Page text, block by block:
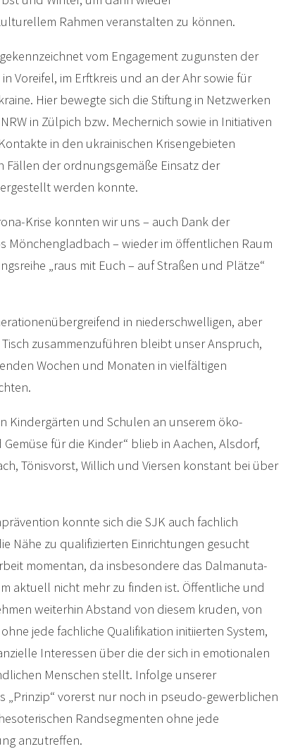
Rahmen veranstalten zu können.
vom Engagement zugunsten der
Voreifel, im Erftkreis und an der Ahr sowie für
Hier bewegte sich die Stiftung in Netzwerken
in Zülpich bzw. Mechernich sowie in Initiativen
in den ukrainischen Krisengebieten
Fällen der ordnungsgemäße Einsatz der
werden konnte.
Krise konnten wir uns – auch Dank der
Mönchengladbach – wieder im öffentlichen Raum
„raus mit Euch – auf Straßen und Plätze“
in niederschwelligen, aber
zusammenzuführen bleibt unser Anspruch,
Wochen und Monaten in vielfältigen
Kindergärten und Schulen an unserem öko-
für die Kinder“ blieb in Aachen, Alsdorf,
Tönisvorst, Willich und Viersen konstant bei über
konnte sich die SJK auch fachlich
Nähe zu qualifizierten Einrichtungen gesucht
momentan, da insbesondere das Dalmanuta-
aktuell nicht mehr zu finden ist. Öffentliche und
weiterhin Abstand von diesem kruden, von
jede fachliche Qualifikation initiierten System,
Interessen über die der sich in emotionalen
Menschen stellt. Infolge unserer
„Prinzip“ vorerst nur noch in pseudo-gewerblichen
Randsegmenten ohne jede
anzutreffen.